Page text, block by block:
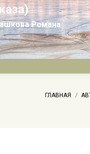
Романа
ГЛАВНАЯ